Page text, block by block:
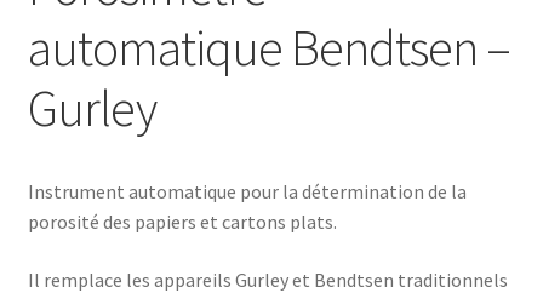
automatique Bendtsen –
Gurley
Instrument automatique pour la détermination de la
porosité des papiers et cartons plats.
Il remplace les appareils Gurley et Bendtsen traditionnels